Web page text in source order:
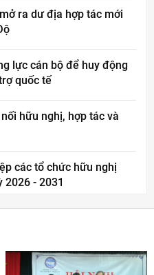
ra dư địa hợp tác mới
lực cán bộ để huy động
quốc tế
hữu nghị, hợp tác và
các tổ chức hữu nghị
2026 - 2031